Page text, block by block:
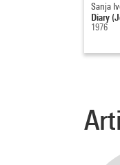
Sanja
Diary
1976